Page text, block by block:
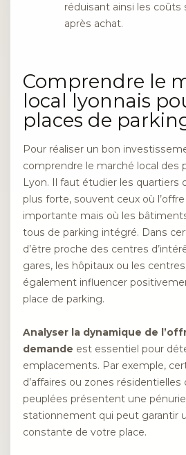
réduisant ainsi les coûts
après achat.
Comprendre le
local lyonnais
places de
Pour réaliser un bon
comprendre le marché local des
Lyon. Il faut étudier les quartiers
plus forte, souvent ceux où
importante mais où les
tous de parking intégré. Dans
d’être proche des centres
gares, les hôpitaux ou les
également influencer
place de parking.
Analyser la dynamique de
demande est essentiel pour
emplacements. Par exemple,
d’affaires ou zones
peuplées présentent une
stationnement qui peut garantir
constante de votre place.